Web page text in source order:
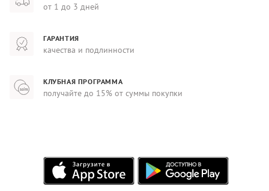
от 1 до 3 дней
ГАРАНТИЯ
качества и подлинности
КЛУБНАЯ ПРОГРАММА
получайте до 15% от суммы покупки